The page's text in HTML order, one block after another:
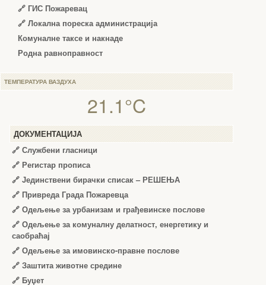
🔗 ГИС Пожаревац
🔗 Локална пореска администрација
Комуналне таксе и накнаде
Родна равноправност
ТЕМПЕРАТУРА ВАЗДУХА
21.1°C
ДОКУМЕНТАЦИЈА
🔗 Службени гласници
🔗 Регистар прописа
🔗 Јединствени бирачки списак – РЕШЕЊА
🔗 Привреда Града Пожаревца
🔗 Одељење за урбанизам и грађевинске послове
🔗 Одељење за комуналну делатност, енергетику и
саобраћај
🔗 Одељење за имовинско-правне послове
🔗 Заштита животне средине
🔗 Буџет